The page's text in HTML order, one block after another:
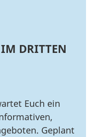
IM DRITTEN
Euch ein
Geplant